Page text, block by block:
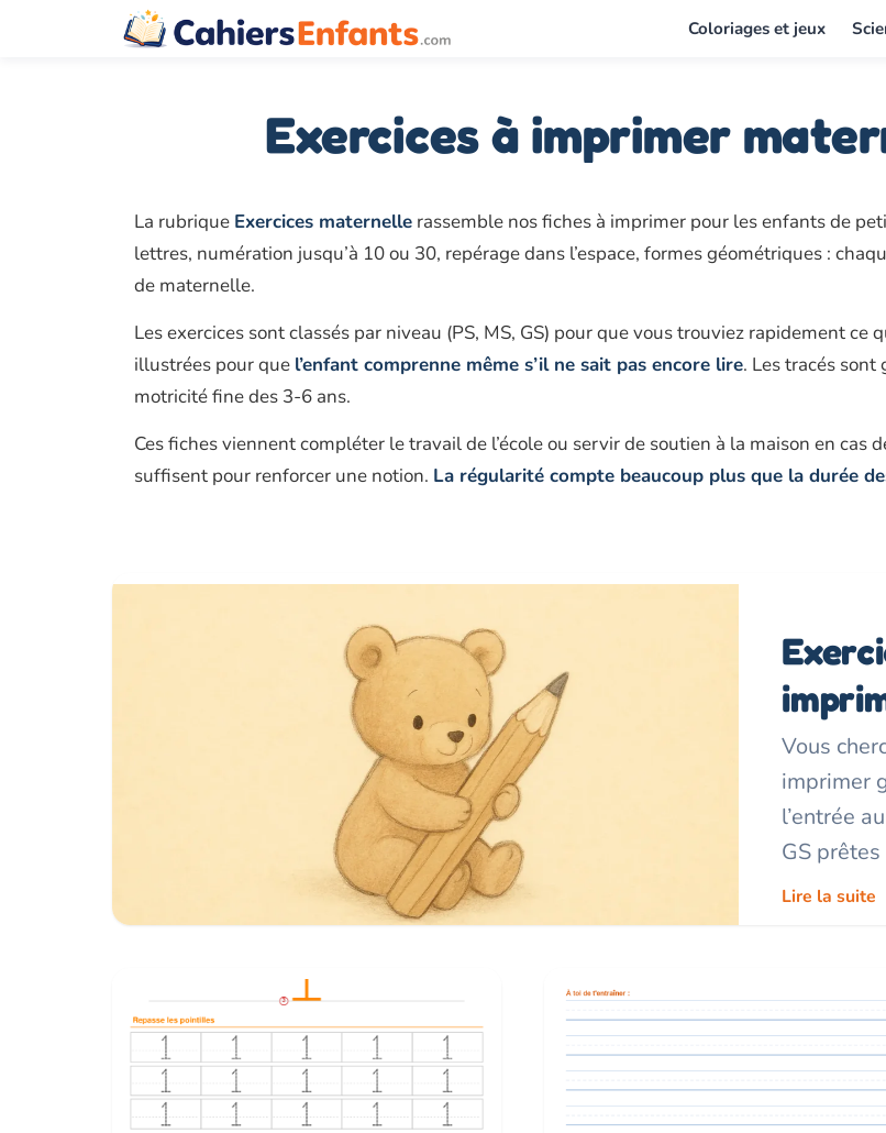
Coloriages et jeux
La rubrique Exercices maternelle rassemble nos fiches à imprimer pour les enfants de
lettres, numération jusqu’à 10 ou 30, repérage dans l’espace, formes géométriques :
de maternelle.
Les exercices sont classés par niveau (PS, MS, GS) pour que vous trouviez rapidement
illustrées pour que l’enfant comprenne même s’il ne sait pas encore lire. Les tracés
motricité fine des 3-6 ans.
Ces fiches viennent compléter le travail de l’école ou servir de soutien à la maison en cas
suffisent pour renforcer une notion. La régularité compte beaucoup plus que la durée
Exercices à imprimer
Vous
imprimer
l’entrée
GS
Lire la suite